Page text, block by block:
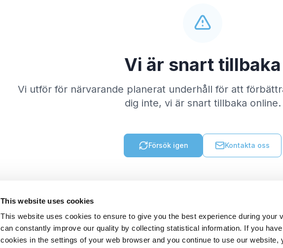
This website uses cookies
This website uses cookies to ensure to give you the best experience during your
can constantly improve our quality by collecting statistical information. If you
cookies in the settings of your web browser and you continue to use our website,
Vi är snart tillbaka
Vi utför för närvarande planerat underhåll för att
dig inte, vi är snart tillbaka online.
Försök igen Kontakta oss